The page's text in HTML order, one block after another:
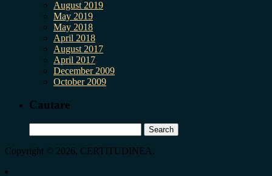
August 2019
May 2019
May 2018
April 2018
August 2017
April 2017
December 2009
October 2009
Cautare
for:
Copyright © 2026, CERTITUDINEA.